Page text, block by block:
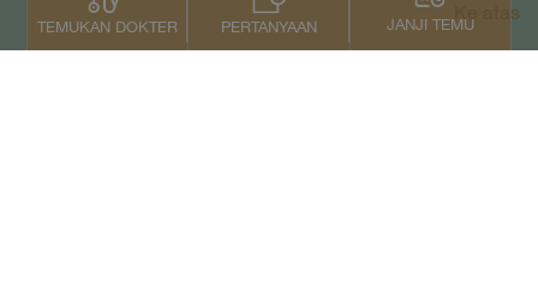
TEMUKAN DOKTER PERTANYAAN JANJI TEMU
Ke atas